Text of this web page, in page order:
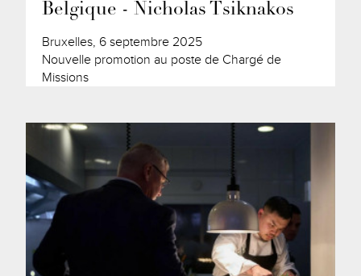
Belgique - Nicholas Tsiknakos
Bruxelles, 6 septembre 2025
Nouvelle promotion au poste de Chargé de
Missions